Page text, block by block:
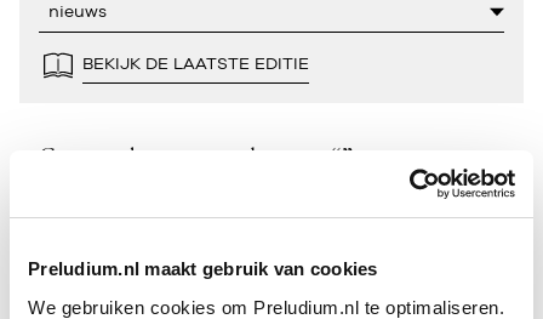
Preludium.nl maakt gebruik van cookies
We gebruiken cookies om Preludium.nl te optimaliseren.
BEKIJK DE LAATSTE EDITIE
Geen resultaten gevonden voor “”.